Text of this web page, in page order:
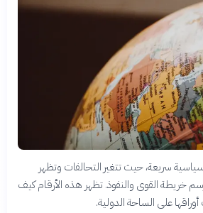
سريعة، حيث تتغير التحالفات وتظهر
خريطة القوى والنفوذ. تظهر هذه الأرقام كيف
على الساحة الدولية.